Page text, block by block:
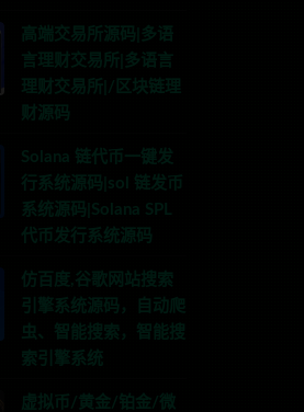
高端交易所源码|多语
言理财交易所|多语言
理财交易所|/区块链理
财源码
Solana 链代币一键发
行系统源码|sol 链发币
系统源码|Solana SPL
代币发行系统源码
仿百度,谷歌网站搜索
引擎系统源码，自动爬
虫、智能搜索，智能搜
索引擎系统
虚拟币/黄金/铂金/微